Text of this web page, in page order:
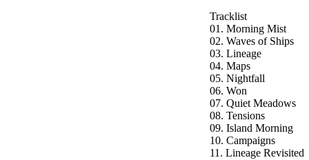
Tracklist
01. Morning Mist
02. Waves of Ships
03. Lineage
04. Maps
05. Nightfall
06. Won
07. Quiet Meadows
08. Tensions
09. Island Morning
10. Campaigns
11. Lineage Revisited